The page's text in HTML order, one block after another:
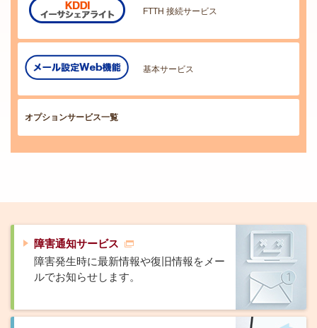
FTTH 接続サービス
基本サービス
オプションサービス一覧
障害通知サービス
障害発生時に最新情報や復旧情報をメー
ルでお知らせします。